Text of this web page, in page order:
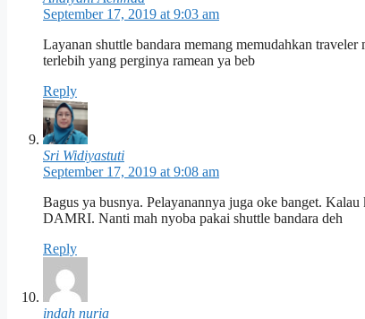
September 17, 2019 at 9:03 am
Layanan shuttle bandara memang memudahkan
terlebih yang perginya ramean ya beb
Reply
Sri Widiyastuti
September 17, 2019 at 9:08 am
Bagus ya busnya. Pelayanannya juga oke banget.
DAMRI. Nanti mah nyoba pakai shuttle bandara deh
Reply
indah nuria